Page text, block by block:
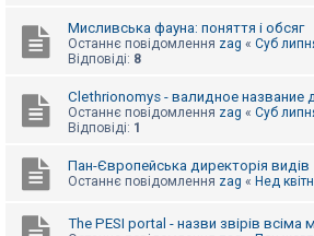
к
и
н
т
м
Мисливська фауна: поняття і обсяг
Останнє повідомлення zag « Суб
Відповіді: 8
Clethrionomys - валидное название
Останнє повідомлення zag « Суб
Відповіді: 1
Пан-Європейська директорія видів
Останнє повідомлення zag « Нед
The PESI portal - назви звірів всіма